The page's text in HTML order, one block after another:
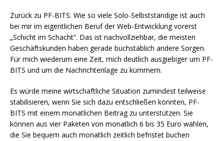
Zurück zu PF-BITS: Wie so viele Solo-Selbstständige ist auch
bei mir im eigentlichen Beruf der Web-Entwicklung vorerst
„Schicht im Schacht“. Das ist nachvollziehbar, die meisten
Geschäftskunden haben gerade buchstäblich andere Sorgen.
Für mich wiederum eine Zeit, mich deutlich ausgiebiger um PF-
BITS und um die Nachrichtenlage zu kümmern.
Es würde meine wirtschaftliche Situation zumindest teilweise
stabilisieren, wenn Sie sich dazu entschließen könnten, PF-
BITS mit einem monatlichen Beitrag zu unterstützen. Sie
können aus vier Paketen von monatlich 6 bis 35 Euro wählen,
die Sie bequem auch monatlich zeitlich befristet buchen